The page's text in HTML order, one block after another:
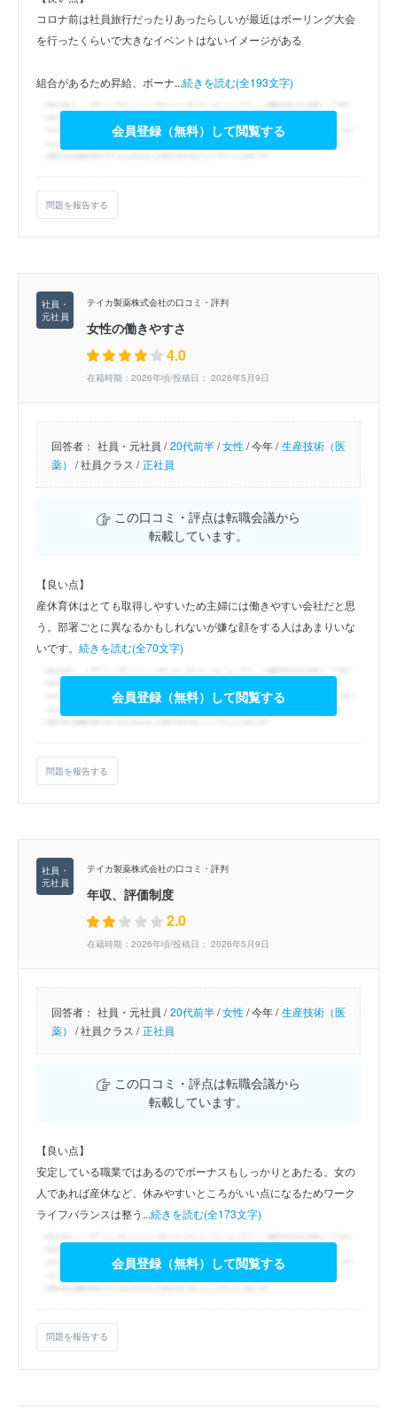
コロナ前は社員旅行だったりあったらしいが最近はボーリング大会
を行ったくらいで大きなイベントはないイメージがある
組合があるため昇給、ボーナ...続きを読む(全193文字)
会員登録（無料）して閲覧する
問題を報告する
テイカ製薬株式会社の口コミ・評判
女性の働きやすさ
4.0
在籍時期：2026年頃/投稿日： 2026年5月9日
回答者： 社員・元社員 / 20代前半/女性/今年 / 生産技術（医
薬） /社員クラス / 正社員
この口コミ・評点は転職会議から
転載しています。
【良い点】
産休育休はとても取得しやすいため主婦には働きやすい会社だと思
う。部署ごとに異なるかもしれないが嫌な顔をする人はあまりいな
いです。 続きを読む(全70文字)
会員登録（無料）して閲覧する
問題を報告する
テイカ製薬株式会社の口コミ・評判
年収、評価制度
2.0
在籍時期：2026年頃/投稿日： 2026年5月9日
回答者： 社員・元社員 / 20代前半/女性/今年 / 生産技術（医
薬） /社員クラス / 正社員
この口コミ・評点は転職会議から
転載しています。
【良い点】
安定している職業ではあるのでボーナスもしっかりとあたる。女の
人であれば産休など、休みやすいところがいい点になるためワーク
ライフバランスは整う...続きを読む(全173文字)
会員登録（無料）して閲覧する
問題を報告する